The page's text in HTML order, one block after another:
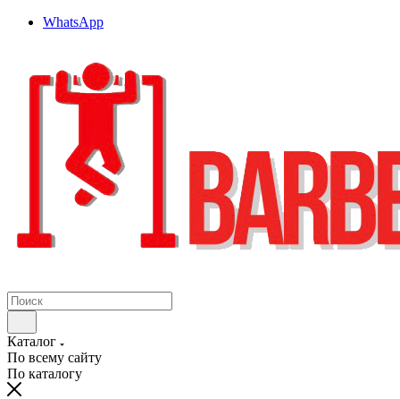
WhatsApp
Каталог
По всему сайту
По каталогу